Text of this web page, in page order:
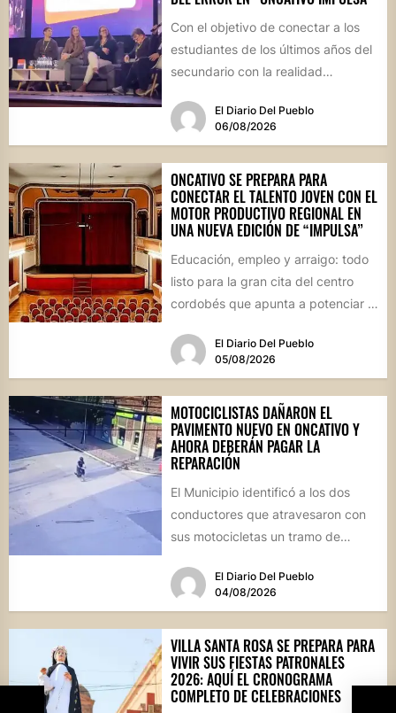
Con el objetivo de conectar a los
estudiantes de los últimos años del
secundario con la realidad
El Diario Del Pueblo
06/08/2026
ONCATIVO SE PREPARA PARA
CONECTAR EL TALENTO JOVEN CON EL
MOTOR PRODUCTIVO REGIONAL EN
UNA NUEVA EDICIÓN DE “IMPULSA”
Educación, empleo y arraigo: todo
listo para la gran cita del centro
cordobés que apunta a potenciar el
El Diario Del Pueblo
05/08/2026
MOTOCICLISTAS DAÑARON EL
PAVIMENTO NUEVO EN ONCATIVO Y
AHORA DEBERÁN PAGAR LA
REPARACIÓN
El Municipio identificó a los dos
conductores que atravesaron con
sus motocicletas un tramo de
calle...
El Diario Del Pueblo
04/08/2026
VILLA SANTA ROSA SE PREPARA PARA
VIVIR SUS FIESTAS PATRONALES
2026: AQUÍ EL CRONOGRAMA
COMPLETO DE CELEBRACIONES